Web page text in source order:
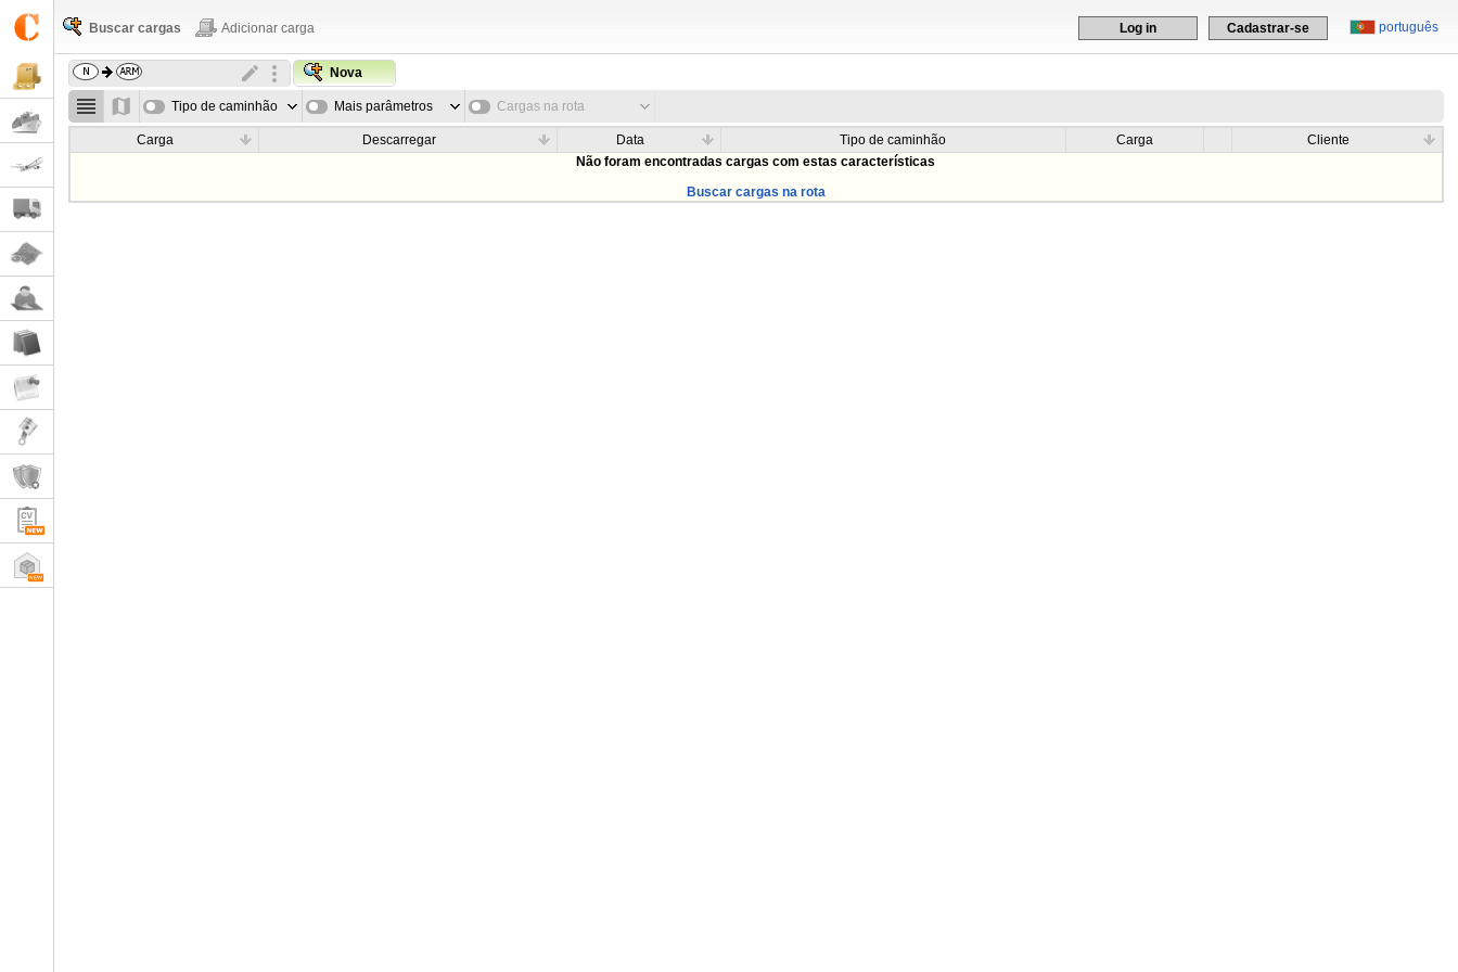
português
Log in Cadastrar-se
Buscar cargas Adicionar carga
Nova
Tipo de caminhão Mais parâmetros Cargas na rota
Carga Descarregar Data Tipo de caminhão Carga
Cliente
Não foram encontradas cargas com estas características
Buscar cargas na rota